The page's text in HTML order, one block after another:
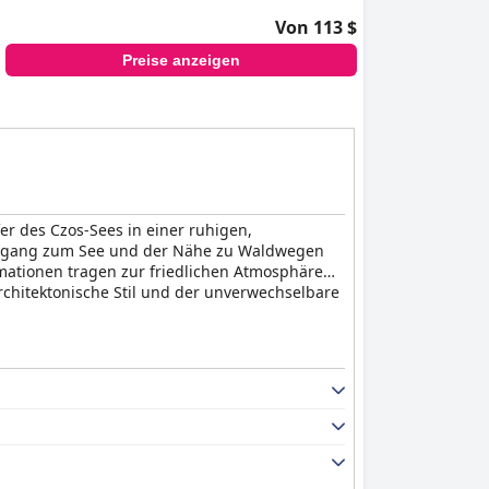
Von 113 $
Preise anzeigen
des Czos-Sees in einer ruhigen,
zum See und der Nähe zu Waldwegen
tragen zur friedlichen Atmosphäre
Stil und der unverwechselbare
köstliches, vielfältiges und großzügiges
warme Gerichte besonders
Garten oder mit Seeblick, was das
und köstliche Speisekarte loben. Vegane
Kritik an Portionsgrößen,